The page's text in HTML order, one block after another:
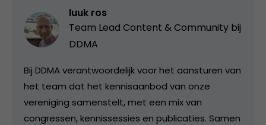
luuk ros
Team Lead Content & Community bij
DDMA
Bij DDMA verantwoordelijk voor het aansturen van
het team dat het kennisaanbod van onze
vereniging samenstelt, met een mix van
congressen, kennissessies en publicaties. Samen